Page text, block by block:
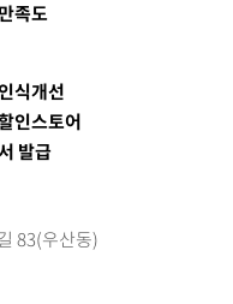
족도
식개선
인스토어
발급
83(우산동)